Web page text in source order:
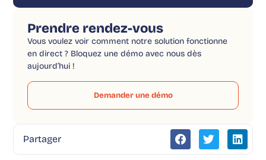
Prendre rendez-vous
Vous voulez voir comment notre solution fonctionne
en direct ? Bloquez une démo avec nous dès
aujourd’hui !
Demander une démo
Partager